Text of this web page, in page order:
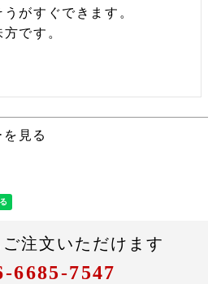
がすぐできます。
です。
見る
注文いただけます
6685-7547